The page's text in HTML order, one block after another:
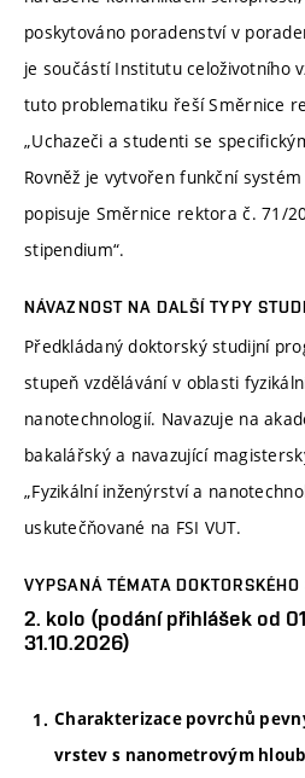
poskytováno poradenství v
je součástí Institutu celoživotního
tuto problematiku řeší Směrnice
„Uchazeči a studenti se
Rovněž je vytvořen funkční
popisuje Směrnice rektora č. 71/
stipendium“.
NÁVAZNOST NA DALŠÍ TYPY
Předkládaný doktorský studijní
stupeň vzdělávání v oblasti
nanotechnologií. Navazuje na
bakalářský a navazující
„Fyzikální inženýrství a
uskutečňované na FSI VUT.
VYPSANÁ TÉMATA
2. kolo (podání přihlášek od
31.10.2026)
Charakterizace povrchů
vrstev s nanometrovým